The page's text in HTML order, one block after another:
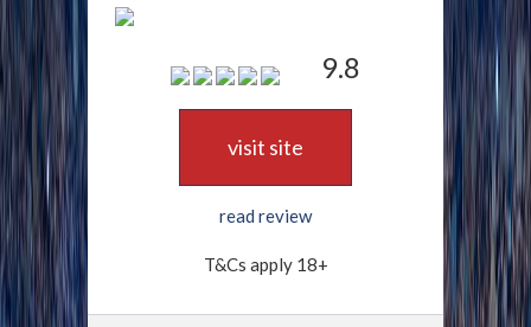
9.8
visit site
read review
T&Cs apply 18+